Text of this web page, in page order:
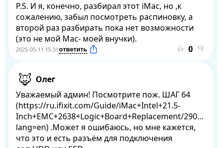
P.S. И я, конечно, разбирал этот iMac, но ,к
сожалению, забыл посмотреть распиновку, а
второй раз разбирать пока нет возможности
(это не мой Mac- моей внучки).
2025-05-11 15:31 👍 👎
Олег
Уважаемый админ! Посмотрите пож. ШАГ 64
(https://ru.ifixit.com/Guide/iMac+Intel+21.5-
Inch+EMC+2638+Logic+Board+Replacement/29012?
lang=en) .Может я ошибаюсь, но мне кажется,
что это и есть разъём для подключения